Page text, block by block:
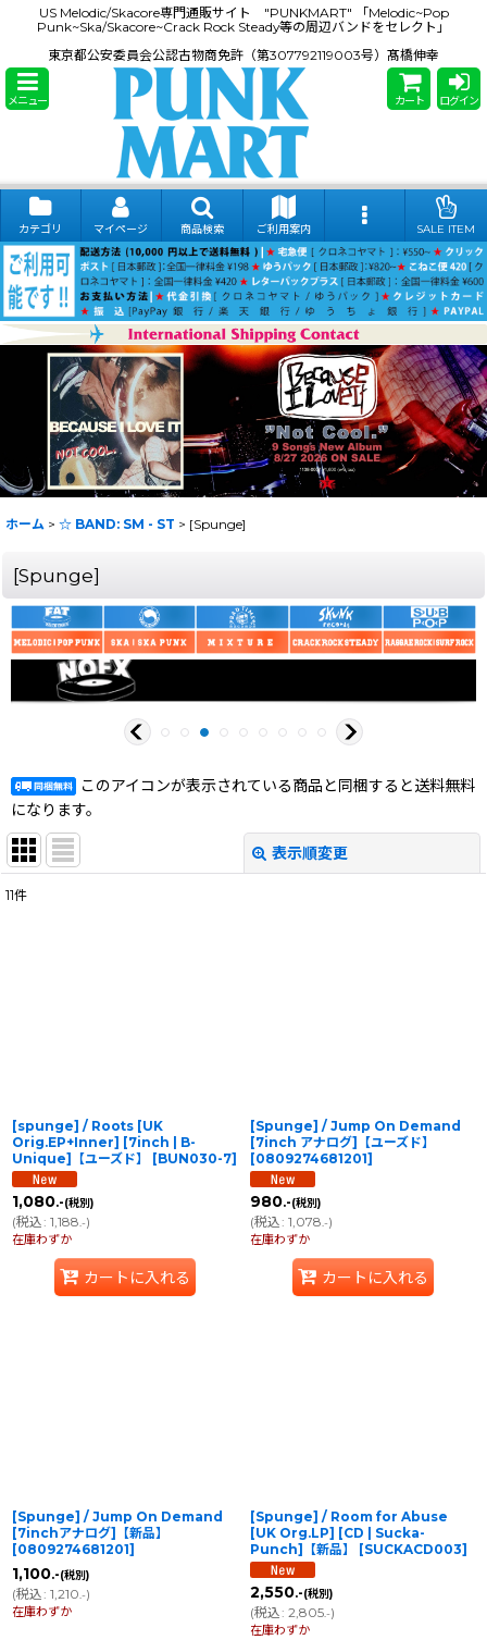
US Melodic/Skacore専門通販サイト "PUNKMART" 「Melodic~Pop
Punk~Ska/Skacore~Crack Rock Steady等の周辺バンドをセレクト」
東京都公安委員会公認古物商免許（第307792119003号）髙橋伸幸
メニュー カート ログイン
カテゴリ マイページ 商品検索 ご利用案内 SALE ITEM
ホーム > ☆ BAND: SM - ST > [Spunge]
[Spunge]
このアイコンが表示されている商品と同梱すると送料無料
になります。
表示順変更
11件
[spunge] / Roots [UK
Orig.EP+Inner] [7inch | B-
Unique]【ユーズド】
[BUN030-7]
1,080.-(税別)
(税込: 1,188.-)
在庫わずか
カートに入れる
[Spunge] / Jump On Demand
[7inch アナログ]【ユーズド】
[0809274681201]
980.-(税別)
(税込: 1,078.-)
在庫わずか
カートに入れる
[Spunge] / Jump On Demand
[7inchアナログ]【新品】
[0809274681201]
1,100.-(税別)
(税込: 1,210.-)
在庫わずか
[Spunge] / Room for Abuse
[UK Org.LP] [CD | Sucka-
Punch]【新品】
[SUCKACD003]
2,550.-(税別)
(税込: 2,805.-)
在庫わずか